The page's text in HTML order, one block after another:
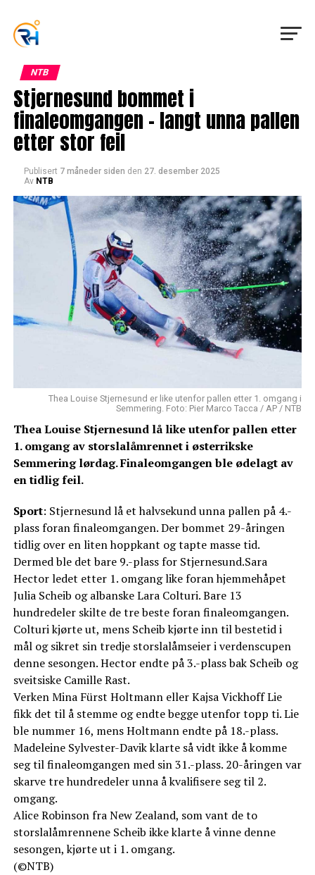
NTB
Stjernesund bommet i
finaleomgangen – langt unna pallen
etter stor feil
Publisert 7 måneder siden den 27. desember 2025
Av NTB
Thea Louise Stjernesund er like utenfor pallen etter 1. omgang i
Semmering. Foto: Pier Marco Tacca / AP / NTB
Thea Louise Stjernesund lå like utenfor pallen etter
1. omgang av storslalåmrennet i østerrikske
Semmering lørdag. Finaleomgangen ble ødelagt av
en tidlig feil.
Sport: Stjernesund lå et halvsekund unna pallen på 4.-
plass foran finaleomgangen. Der bommet 29-åringen
tidlig over en liten hoppkant og tapte masse tid.
Dermed ble det bare 9.-plass for Stjernesund.Sara
Hector ledet etter 1. omgang like foran hjemmehåpet
Julia Scheib og albanske Lara Colturi. Bare 13
hundredeler skilte de tre beste foran finaleomgangen.
Colturi kjørte ut, mens Scheib kjørte inn til bestetid i
mål og sikret sin tredje storslalåmseier i verdenscupen
denne sesongen. Hector endte på 3.-plass bak Scheib og
sveitsiske Camille Rast.
Verken Mina Fürst Holtmann eller Kajsa Vickhoff Lie
fikk det til å stemme og endte begge utenfor topp ti. Lie
ble nummer 16, mens Holtmann endte på 18.-plass.
Madeleine Sylvester-Davik klarte så vidt ikke å komme
seg til finaleomgangen med sin 31.-plass. 20-åringen var
skarve tre hundredeler unna å kvalifisere seg til 2.
omgang.
Alice Robinson fra New Zealand, som vant de to
storslalåmrennene Scheib ikke klarte å vinne denne
sesongen, kjørte ut i 1. omgang.
(©NTB)